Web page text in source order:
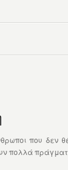
που δεν
πολλά